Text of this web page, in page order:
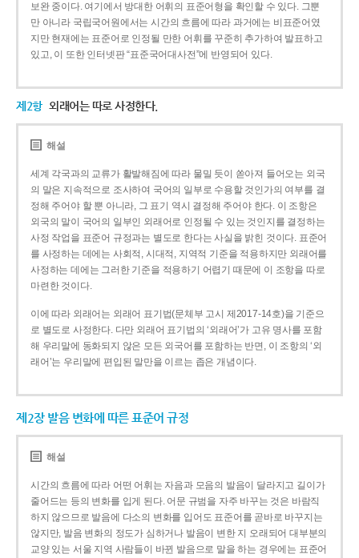
보완 중이다. 여기에서 방대한 어휘의 표준어형을 확인할 수 있다. 그뿐
만 아니라 국립국어원에서는 시간의 흐름에 따라 과거에는 비표준어였
지만 현재에는 표준어로 인정될 만한 어휘를 꾸준히 추가하여 발표하고
있고, 이 또한 인터넷판 “표준국어대사전”에 반영되어 있다.
제2항 외래어는 따로 사정한다.
해설
세계 각국과의 교류가 활발해짐에 따라 물밀 듯이 쏟아져 들어오는 외국
의 말은 지속적으로 조사하여 국어의 일부로 수용할 것인가의 여부를 결
정해 주어야 할 뿐 아니라, 그 표기 역시 결정해 주어야 한다. 이 조항은
외국의 말이 국어의 일부인 외래어로 인정될 수 있는 것인지를 결정하는
사정 작업을 표준어 규정과는 별도로 한다는 사실을 밝힌 것이다. 표준어
를 사정하는 데에는 사회적, 시대적, 지역적 기준을 적용하지만 외래어를
사정하는 데에는 그러한 기준을 적용하기 어렵기 때문에 이 조항을 따로
마련한 것이다.
이에 따라 외래어는 외래어 표기법(문체부 고시 제2017-14호)을 기준으
로 별도로 사정한다. 다만 외래어 표기법의 ‘외래어’가 고유 명사를 포함
해 우리말에 동화되지 않은 모든 외국어를 포함하는 반면, 이 조항의 ‘외
래어’는 우리말에 편입된 말만을 이르는 좁은 개념이다.
제2장 발음 변화에 따른 표준어 규정
해설
시간의 흐름에 따라 어떤 어휘는 자음과 모음의 발음이 달라지고 길이가
줄어드는 등의 변화를 입게 된다. 어문 규범을 자주 바꾸는 것은 바람직
하지 않으므로 발음에 다소의 변화를 입어도 표준어를 곧바로 바꾸지는
않지만, 발음 변화의 정도가 심하거나 발음이 변한 지 오래되어 대부분의
교양 있는 서울 지역 사람들이 바뀐 발음으로 말을 하는 경우에는 표준어